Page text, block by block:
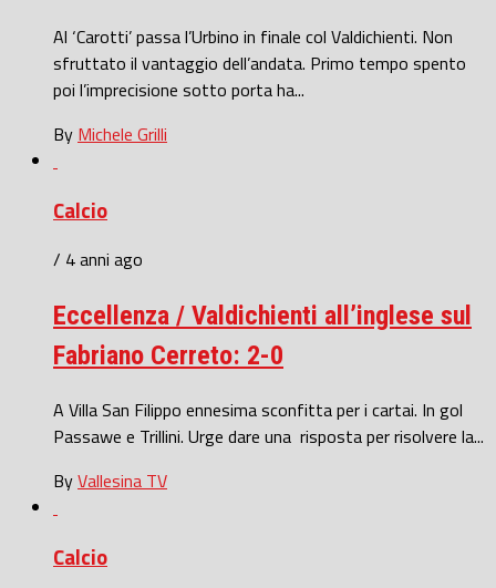
Al ‘Carotti’ passa l’Urbino in finale col Valdichienti. Non
sfruttato il vantaggio dell’andata. Primo tempo spento
poi l’imprecisione sotto porta ha...
By Michele Grilli
Calcio
/ 4 anni ago
Eccellenza / Valdichienti all’inglese sul
Fabriano Cerreto: 2-0
A Villa San Filippo ennesima sconfitta per i cartai. In gol
Passawe e Trillini. Urge dare una risposta per risolvere la...
ByVallesina TV
Calcio